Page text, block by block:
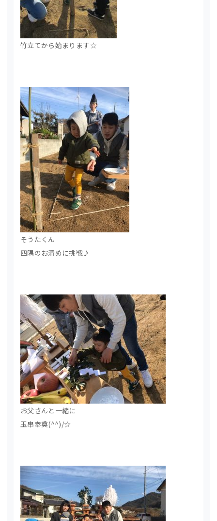
竹立てから始まります☆
そうたくん
四隅のお清めに挑戦♪
お父さんと一緒に
玉串奉奠(^^)/☆